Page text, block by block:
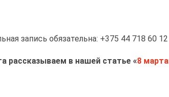
запись обязательна: +375 44 718 60 12
рассказываем в нашей статье «8